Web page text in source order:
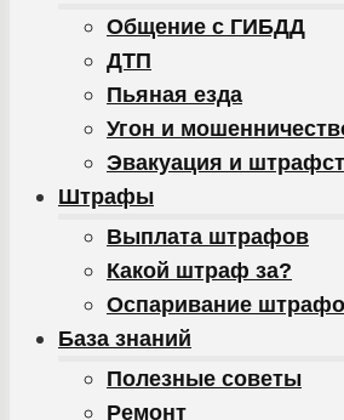
Общение с ГИБДД
ДТП
Пьяная езда
Угон и
Эвакуация и
Штрафы
Выплата штрафов
Какой штраф за?
Оспаривание
База знаний
Полезные советы
Ремонт